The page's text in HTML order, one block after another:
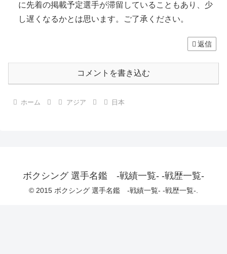
に先着の掲載予定選手が滞留していることもあり、少
し遅くなるかとは思います。ご了承ください。
返信
コメントを書き込む
ホーム アジア 日本
ボクシング 選手名鑑 -戦績一覧- -戦歴一覧-
© 2015 ボクシング 選手名鑑 -戦績一覧- -戦歴一覧-.